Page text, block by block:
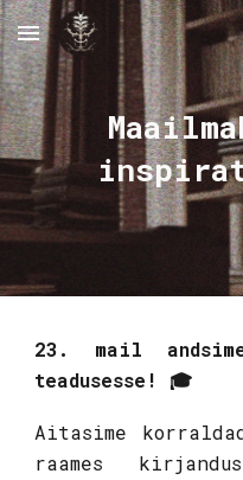
Skip to main content
23. mail
teadusesse! 🎓
Aitasime
raames